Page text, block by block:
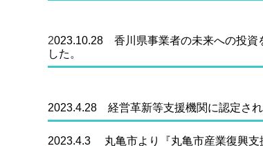
2023.10.28 香川県事業者の未来への投資
した。
2023.4.28 経営革新等支援機関に認定さ
2023.4.3 丸亀市より『丸亀市産業復興支